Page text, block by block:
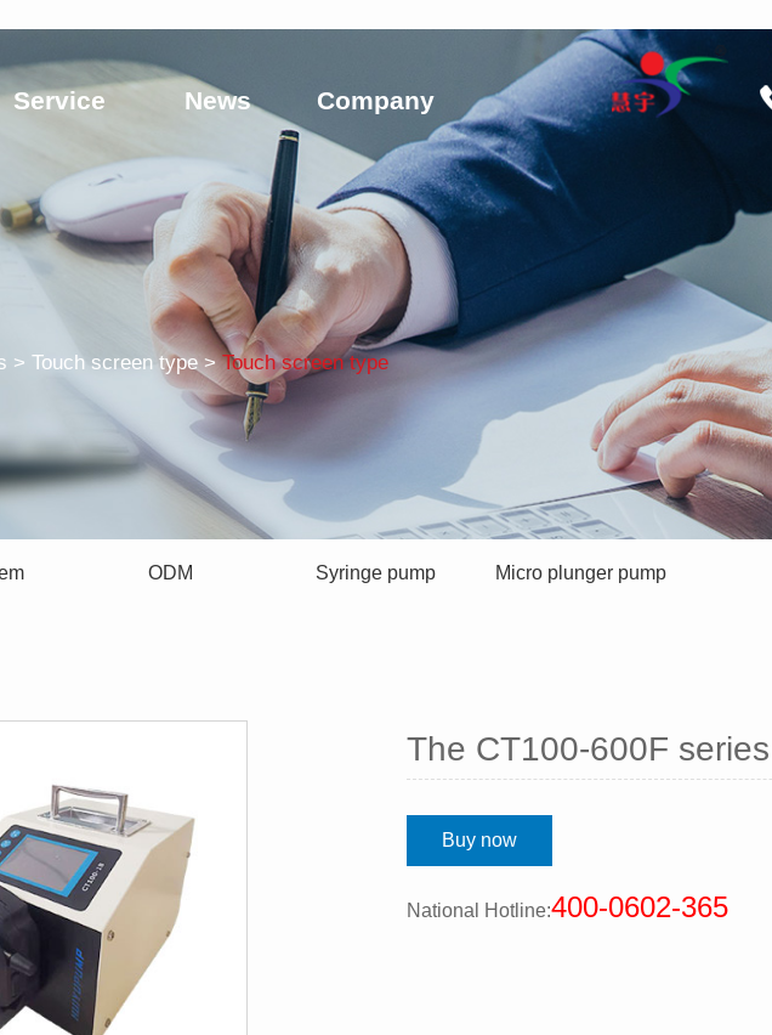
> Touch screen type >Touch screen type
Service News Company
ODM Syringe pump Micro plunger pump
The CT100-600F series
Buy now
National Hotline:400-0602-365